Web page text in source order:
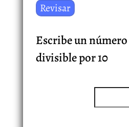
Escribe un número
divisible por 10